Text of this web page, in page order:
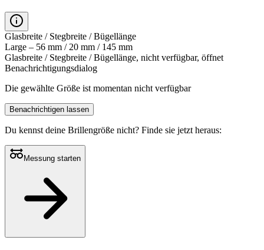
Glasbreite / Stegbreite / Bügellänge
Large – 56 mm / 20 mm / 145 mm
Glasbreite / Stegbreite / Bügellänge, nicht verfügbar, öffnet
Benachrichtigungsdialog
Die gewählte Größe ist momentan nicht verfügbar
Benachrichtigen lassen
Du kennst deine Brillengröße nicht? Finde sie jetzt heraus:
Messung starten